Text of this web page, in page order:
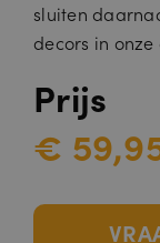
sluiten
decors in
Prijs
€